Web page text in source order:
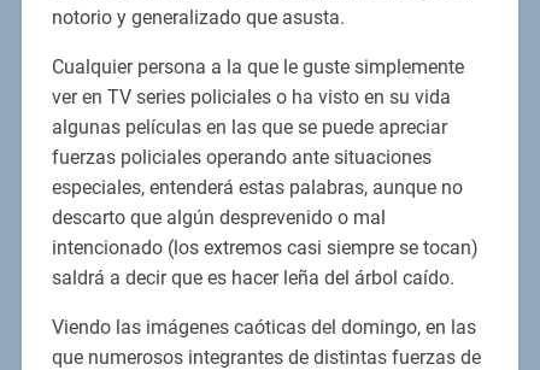
notorio y generalizado que asusta.
Cualquier persona a la que le guste simplemente
ver en TV series policiales o ha visto en su vida
algunas películas en las que se puede apreciar
fuerzas policiales operando ante situaciones
especiales, entenderá estas palabras, aunque no
descarto que algún desprevenido o mal
intencionado (los extremos casi siempre se tocan)
saldrá a decir que es hacer leña del árbol caído.
Viendo las imágenes caóticas del domingo, en las
que numerosos integrantes de distintas fuerzas de